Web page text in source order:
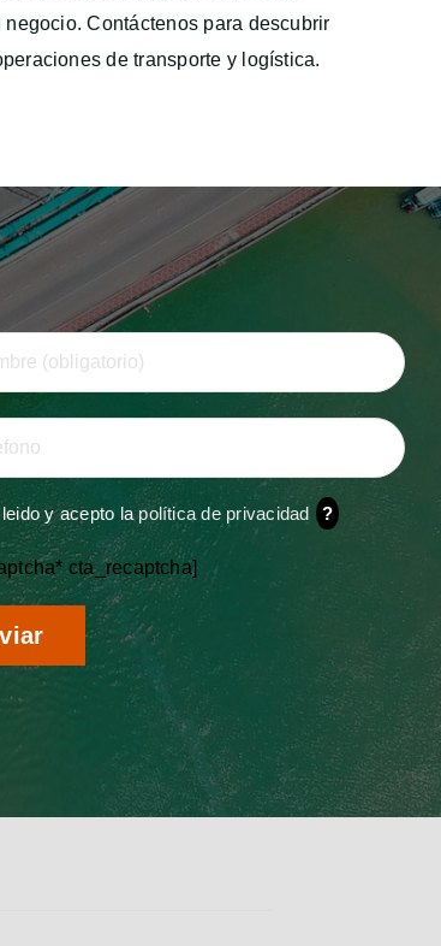
Contáctenos para descubrir
de transporte y logística.
y acepto la política de privacidad ?
cta_recaptcha]